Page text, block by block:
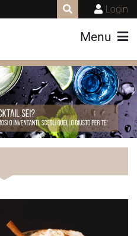
Login
Menu